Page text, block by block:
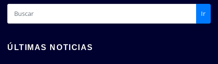
Ir
ÚLTIMAS NOTICIAS